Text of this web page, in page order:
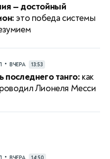
— достойный
это победа системы
• ВЧЕРА 13:53
последнего танго: как
Лионеля Месси